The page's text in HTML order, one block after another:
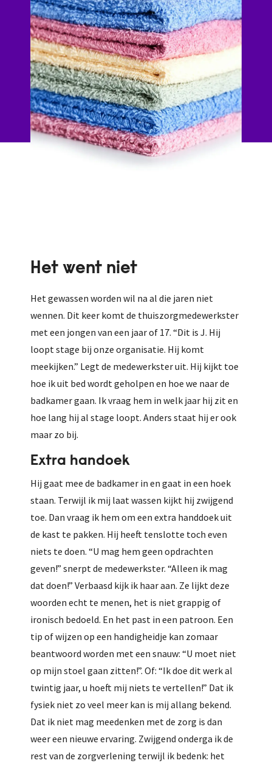
Het went niet
Het gewassen worden wil na al die jaren niet
wennen. Dit keer komt de thuiszorgmedewerkster
met een jongen van een jaar of 17. “Dit is J. Hij
loopt stage bij onze organisatie. Hij komt
meekijken.” Legt de medewerkster uit. Hij kijkt toe
hoe ik uit bed wordt geholpen en hoe we naar de
badkamer gaan. Ik vraag hem in welk jaar hij zit en
hoe lang hij al stage loopt. Anders staat hij er ook
maar zo bij.
Extra handoek
Hij gaat mee de badkamer in en gaat in een hoek
staan. Terwijl ik mij laat wassen kijkt hij zwijgend
toe. Dan vraag ik hem om een extra handdoek uit
de kast te pakken. Hij heeft tenslotte toch even
niets te doen. “U mag hem geen opdrachten
geven!” snerpt de medewerkster. “Alleen ik mag
dat doen!” Verbaasd kijk ik haar aan. Ze lijkt deze
woorden echt te menen, het is niet grappig of
ironisch bedoeld. En het past in een patroon. Een
tip of wijzen op een handigheidje kan zomaar
beantwoord worden met een snauw: “U moet niet
op mijn stoel gaan zitten!”. Of: “Ik doe dit werk al
twintig jaar, u hoeft mij niets te vertellen!” Dat ik
fysiek niet zo veel meer kan is mij allang bekend.
Dat ik niet mag meedenken met de zorg is dan
weer een nieuwe ervaring. Zwijgend onderga ik de
rest van de zorgverlening terwijl ik bedenk: het